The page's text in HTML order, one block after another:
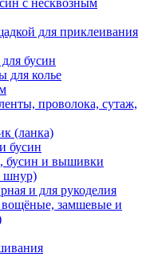
с несквозным
для приклеивания
бусин
для колье
проволока, сутаж,
(ланка)
бусин
бусин и вышивки
шнур)
и для рукоделия
замшевые и